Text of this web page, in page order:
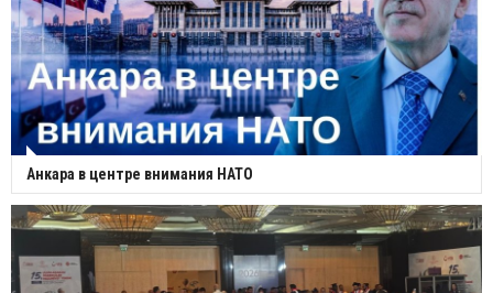
Анкара в центре внимания НАТО